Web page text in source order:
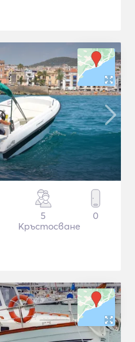
5
Кръстосване
0